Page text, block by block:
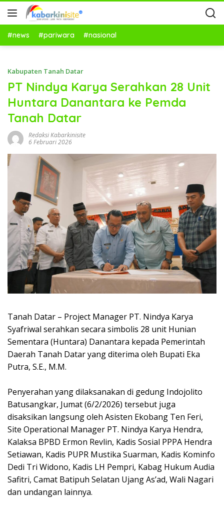
#news #pariwara #nasional
Kabupaten Tanah Datar
PT Nindya Karya Serahkan 28 Unit
Huntara Danantara ke Pemda
Tanah Datar
Redaksi Kabarkinisite
6 Februari 2026
Tanah Datar – Project Manager PT. Nindya Karya
Syafriwal serahkan secara simbolis 28 unit Hunian
Sementara (Huntara) Danantara kepada Pemerintah
Daerah Tanah Datar yang diterima oleh Bupati Eka
Putra, S.E., M.M.
Penyerahan yang dilaksanakan di gedung Indojolito
Batusangkar, Jumat (6/2/2026) tersebut juga
disaksikan langsung oleh Asisten Ekobang Ten Feri,
Site Operational Manager PT. Nindya Karya Hendra,
Kalaksa BPBD Ermon Revlin, Kadis Sosial PPPA Hendra
Setiawan, Kadis PUPR Mustika Suarman, Kadis Kominfo
Dedi Tri Widono, Kadis LH Pempri, Kabag Hukum Audia
Safitri, Camat Batipuh Selatan Ujang As’ad, Wali Nagari
dan undangan lainnya.